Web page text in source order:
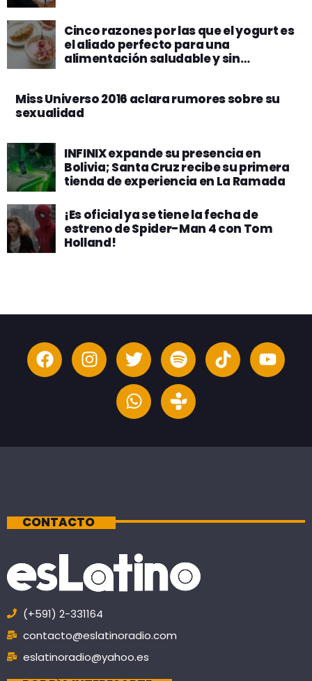
Cinco razones por las que el yogurt es
el aliado perfecto para una
alimentación saludable y sin
Miss Universo 2016 aclara rumores sobre su
sexualidad
INFINIX expande su presencia en
Bolivia; Santa Cruz recibe su primera
tienda de experiencia en La Ramada
¡Es oficial ya se tiene la fecha de
estreno de Spider-Man 4 con Tom
Holland!
CONTACTO
(+591) 2-331164
contacto@eslatinoradio.com
eslatinoradio@yahoo.es